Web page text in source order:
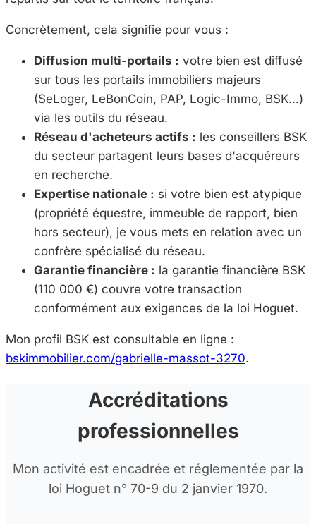
Concrètement, cela signifie pour vous :
Diffusion multi-portails : votre bien est diffusé
sur tous les portails immobiliers majeurs
(SeLoger, LeBonCoin, PAP, Logic-Immo, BSK…)
via les outils du réseau.
Réseau d'acheteurs actifs : les conseillers BSK
du secteur partagent leurs bases d'acquéreurs
en recherche.
Expertise nationale : si votre bien est atypique
(propriété équestre, immeuble de rapport, bien
hors secteur), je vous mets en relation avec un
confrère spécialisé du réseau.
Garantie financière : la garantie financière BSK
(110 000 €) couvre votre transaction
conformément aux exigences de la loi Hoguet.
Mon profil BSK est consultable en ligne :
bskimmobilier.com/gabrielle-massot-3270.
Accréditations
professionnelles
Mon activité est encadrée et réglementée par la
loi Hoguet n° 70-9 du 2 janvier 1970.